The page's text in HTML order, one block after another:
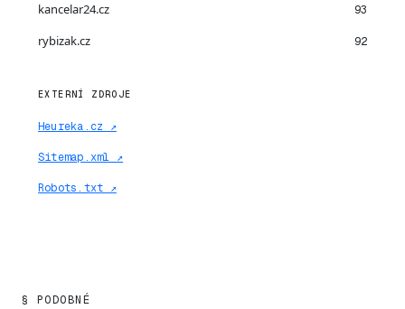
kancelar24.cz 93
rybizak.cz 92
EXTERNÍ ZDROJE
Heureka.cz ↗
Sitemap.xml ↗
Robots.txt ↗
§ PODOBNÉ